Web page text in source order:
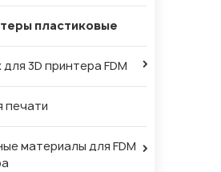
пластиковые
3D принтера FDM
печати
материалы для FDM